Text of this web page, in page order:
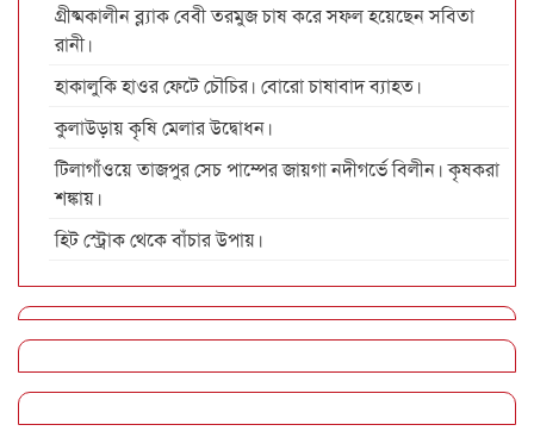
গ্রীষ্মকালীন ব্ল্যাক বেবী তরমুজ চাষ করে সফল হয়েছেন সবিতা
রানী।
হাকালুকি হাওর ফেটে চৌচির। বোরো চাষাবাদ ব্যাহত।
কুলাউড়ায় কৃষি মেলার উদ্বোধন।
টিলাগাঁওয়ে তাজপুর সেচ পাম্পের জায়গা নদীগর্ভে বিলীন। কৃষকরা
শঙ্কায়।
হিট স্ট্রোক থেকে বাঁচার উপায়।